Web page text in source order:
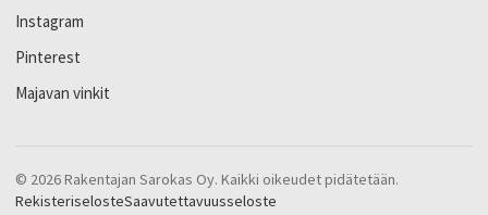
Instagram
Pinterest
Majavan vinkit
© 2026 Rakentajan Sarokas Oy. Kaikki oikeudet pidätetään.
RekisteriselosteSaavutettavuusseloste